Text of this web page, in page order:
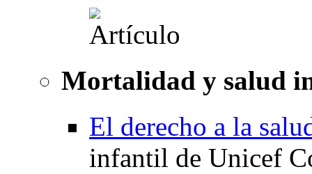
Mortalidad y salud
El derecho a la
infantil de Unicef